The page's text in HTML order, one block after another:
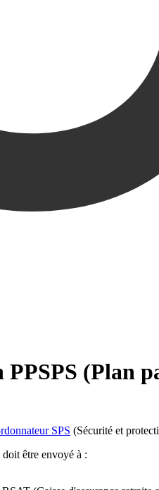
(Plan
SPS (Sécurité et
être envoyé à :